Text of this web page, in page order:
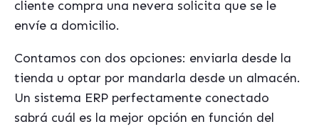
cliente compra una nevera solicita que se le
envíe a domicilio.
Contamos con dos opciones: enviarla desde la
tienda u optar por mandarla desde un almacén.
Un sistema ERP perfectamente conectado
sabrá cuál es la mejor opción en función del